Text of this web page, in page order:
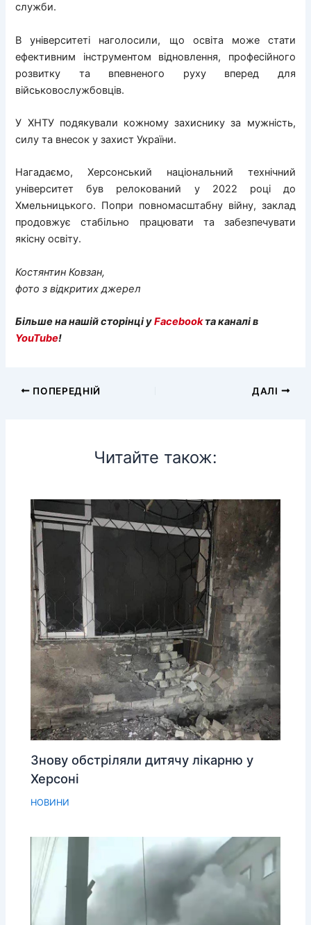
служби.
В університеті наголосили, що освіта може стати
ефективним інструментом відновлення, професійного
розвитку та впевненого руху вперед для
військовослужбовців.
У ХНТУ подякували кожному захиснику за мужність,
силу та внесок у захист України.
Нагадаємо, Херсонський національний технічний
університет був релокований у 2022 році до
Хмельницького. Попри повномасштабну війну, заклад
продовжує стабільно працювати та забезпечувати
якісну освіту.
Костянтин Ковзан,
фото з відкритих джерел
Більше на нашій сторінці уFacebookта каналі в
YouTube!
ПОПЕРЕДНІЙ ДАЛІ
Читайте також:
Знову обстріляли дитячу лікарню у
Херсоні
НОВИНИ